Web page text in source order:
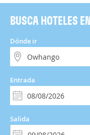
BUSCA HOTELES
Dónde ir
Entrada
Salida